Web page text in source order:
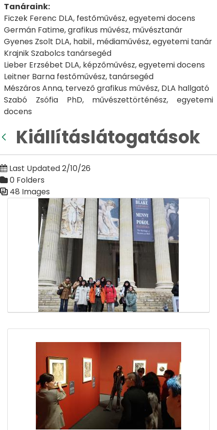
Tanáraink:
Ficzek Ferenc DLA, festőművész, egyetemi docens
Germán Fatime, grafikus művész, művésztanár
Gyenes Zsolt DLA, habil., médiaművész, egyetemi tanár
Krajnik Szabolcs tanársegéd
Lieber Erzsébet DLA, képzőművész, egyetemi docens
Leitner Barna festőművész, tanársegéd
Mészáros Anna, tervező grafikus művész, DLA hallgató
Szabó Zsófia PhD, művészettörténész, egyetemi
docens
Kiállításlátogatások
Last Updated 2/10/26
0 Folders
48 Images
Media Gallery